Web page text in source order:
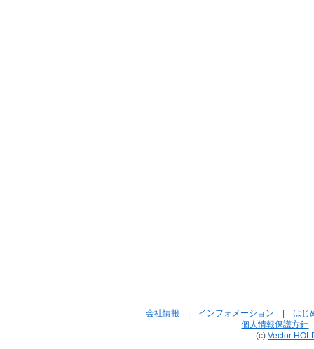
会社情報 | インフォメーション | はじ
個人情報保護方針
(c) Vector